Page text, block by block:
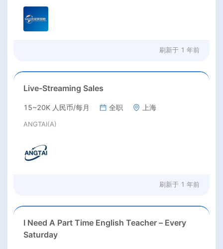
刷新于 1 年前
Live-Streaming Sales
15~20K 人民币/每月 全职 上海
ANGTAI(A)
刷新于 1 年前
I Need A Part Time English Teacher – Every
Saturday